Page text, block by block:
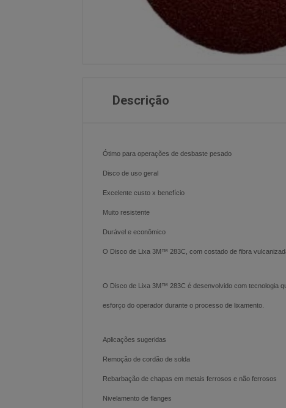
Descrição
Ótimo para operações de desbaste pesado
Disco de uso geral
Excelente custo x benefício
Muito resistente
Durável e econômico
O Disco de Lixa 3M™ 283C, com costado de fibra
O Disco de Lixa 3M™ 283C é desenvolvido com tecnologia
esforço do operador durante o processo de lixamento.
Aplicações sugeridas
Remoção de cordão de solda
Rebarbação de chapas em metais ferrosos e não ferrosos
Nivelamento de flanges